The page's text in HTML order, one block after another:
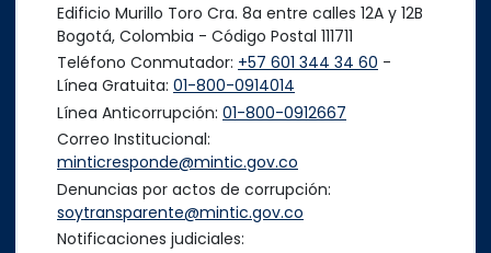
Edificio Murillo Toro Cra. 8a entre calles 12A y 12B
Bogotá, Colombia - Código Postal 111711
Teléfono Conmutador: +57 601 344 34 60 -
Línea Gratuita: 01-800-0914014
Línea Anticorrupción: 01-800-0912667
Correo Institucional:
minticresponde@mintic.gov.co
Denuncias por actos de corrupción:
soytransparente@mintic.gov.co
Notificaciones judiciales: